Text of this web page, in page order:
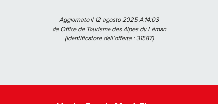
Aggiornato il 12 agosto 2025 A 14:03
da Office de Tourisme des Alpes du Léman
(Identificatore dell'offerta :31587)